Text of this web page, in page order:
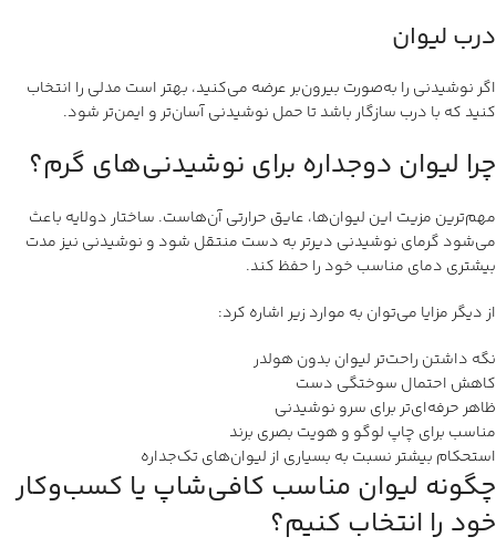
درب لیوان
اگر نوشیدنی را به‌صورت بیرون‌بر عرضه می‌کنید، بهتر است مدلی را انتخاب
کنید که با درب سازگار باشد تا حمل نوشیدنی آسان‌تر و ایمن‌تر شود.
چرا لیوان دوجداره برای نوشیدنی‌های گرم؟
مهم‌ترین مزیت این لیوان‌ها، عایق حرارتی آن‌هاست. ساختار دولایه باعث
می‌شود گرمای نوشیدنی دیرتر به دست منتقل شود و نوشیدنی نیز مدت
بیشتری دمای مناسب خود را حفظ کند.
از دیگر مزایا می‌توان به موارد زیر اشاره کرد:
نگه داشتن راحت‌تر لیوان بدون هولدر
کاهش احتمال سوختگی دست
ظاهر حرفه‌ای‌تر برای سرو نوشیدنی
مناسب برای چاپ لوگو و هویت بصری برند
استحکام بیشتر نسبت به بسیاری از لیوان‌های تک‌جداره
چگونه لیوان مناسب کافی‌شاپ یا کسب‌وکار
خود را انتخاب کنیم؟